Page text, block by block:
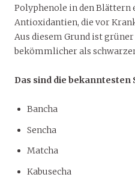
Polyphenole in den Blättern
Antioxidantien, die vor
Aus diesem Grund ist
bekömmlicher als
Das sind die bekanntesten
Bancha
Sencha
Matcha
Kabusecha